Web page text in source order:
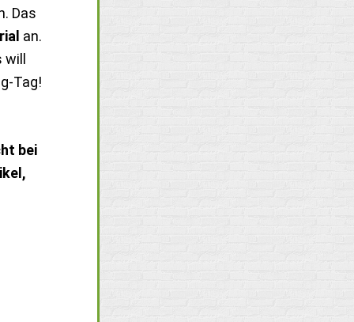
Das
an.
Tag!
bei